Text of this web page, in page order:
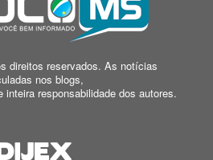
direitos reservados. As notícias
nos blogs,
inteira responsabilidade dos autores.